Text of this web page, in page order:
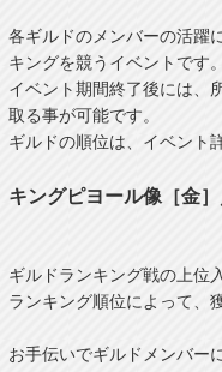
各ギルドのメンバーの活躍
キングを競うイベントです。
イベント期間終了後には、
取る事が可能です。
ギルドの順位は、イベント
キングピヨール像［金］
ギルドランキング戦の上位
ランキング順位によって、
お手伝いでギルドメンバー